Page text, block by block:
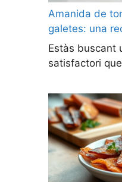
Amanida de
galetes: una
Estàs buscant
satisfactori